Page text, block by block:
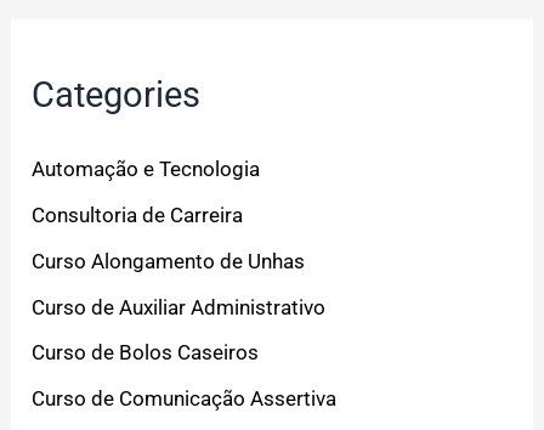
Categories
Automação e Tecnologia
Consultoria de Carreira
Curso Alongamento de Unhas
Curso de Auxiliar Administrativo
Curso de Bolos Caseiros
Curso de Comunicação Assertiva